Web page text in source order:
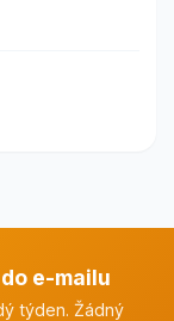
e-mailu
týden. Žádný